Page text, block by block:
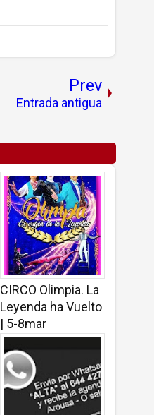
Prev
Entrada antigua
CIRCO Olimpia. La
Leyenda ha Vuelto
| 5-8mar